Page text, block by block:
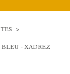
BLEU - XADREZ